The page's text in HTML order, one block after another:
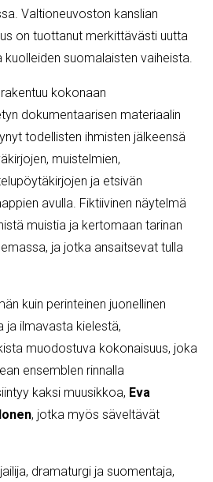
Valtioneuvoston kanslian
on tuottanut merkittävästi uutta
suomalaisten vaiheista.
kokonaan
dokumentaarisen materiaalin
todellisten ihmisten jälkeensä
muistelmien,
ja etsivän
avulla. Fiktiivinen näytelmä
muistia ja kertomaan tarinan
ja jotka ansaitsevat tulla
kuin perinteinen juonellinen
ja ilmavasta kielestä,
muodostuva kokonaisuus, joka
ensemblen rinnalla
kaksi muusikkoa, Eva
, jotka myös säveltävät
dramaturgi ja suomentaja,